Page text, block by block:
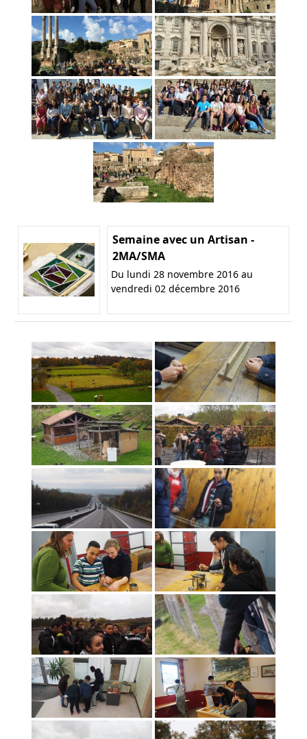
Semaine avec un Artisan -
2MA/SMA
Du lundi 28 novembre 2016 au
vendredi 02 décembre 2016